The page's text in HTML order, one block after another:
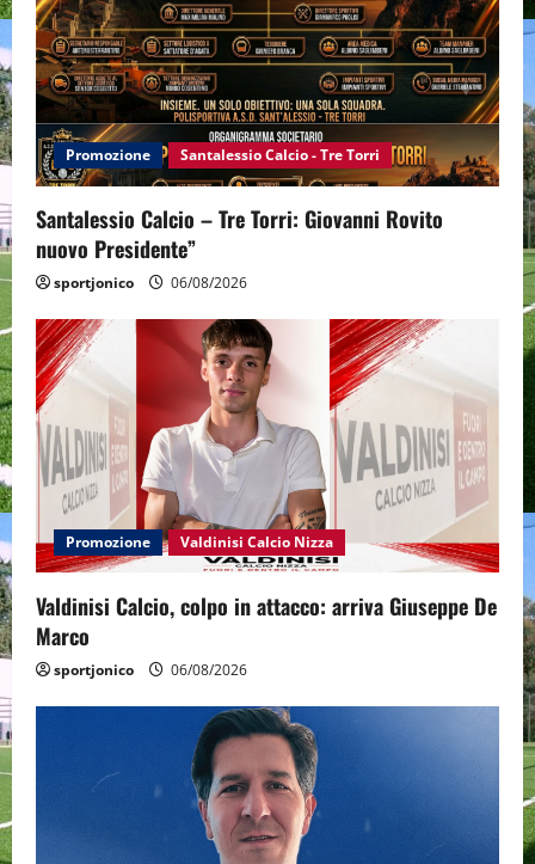
Promozione Santalessio Calcio - Tre Torri
Santalessio Calcio – Tre Torri: Giovanni Rovito
nuovo Presidente”
sportjonico 06/08/2026
Promozione Valdinisi Calcio Nizza
Valdinisi Calcio, colpo in attacco: arriva Giuseppe De
Marco
sportjonico 06/08/2026